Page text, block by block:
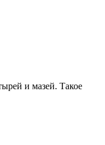
и мазей. Такое